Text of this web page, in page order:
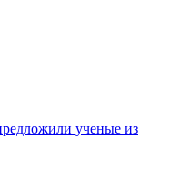
ученые из